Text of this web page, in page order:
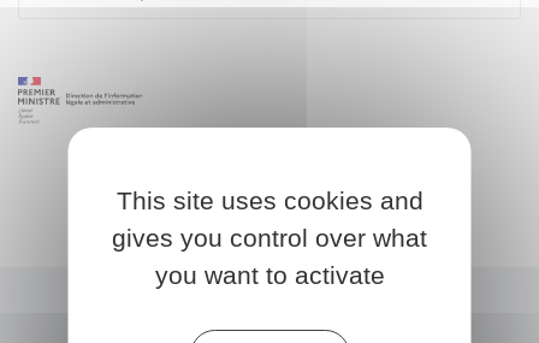
This site uses cookies and
gives you control over what
you want to activate